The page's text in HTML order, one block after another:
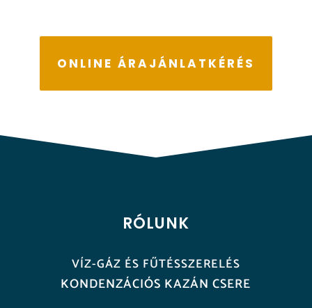
ONLINE ÁRAJÁNLATKÉRÉS
RÓLUNK
VÍZ-GÁZ ÉS FŰTÉSSZERELÉS
KONDENZÁCIÓS KAZÁN CSERE